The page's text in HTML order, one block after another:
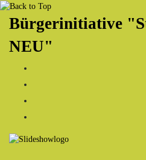
Bürgerinitiative
NEU"